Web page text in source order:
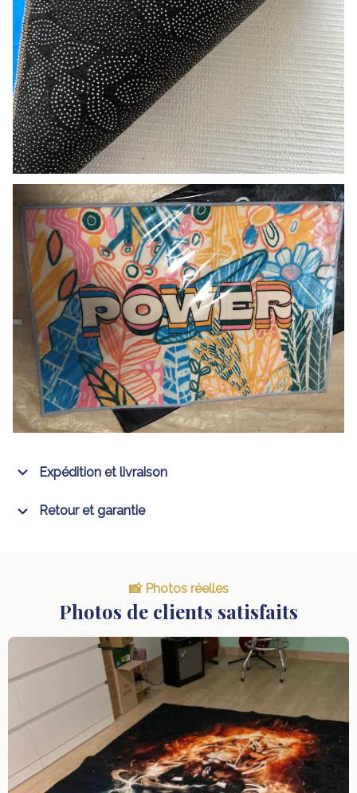
Expédition et livraison
Retour et garantie
📸 Photos réelles
Photos de clients satisfaits